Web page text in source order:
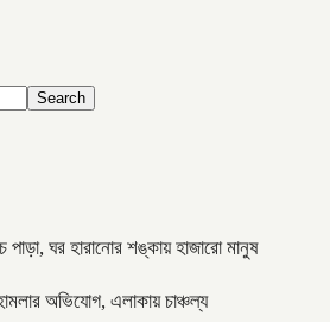
Search
পাড়া, ঘর হারানোর শঙ্কায় হাজারো মানুষ
অভিযোগ, এলাকায় চাঞ্চল্য